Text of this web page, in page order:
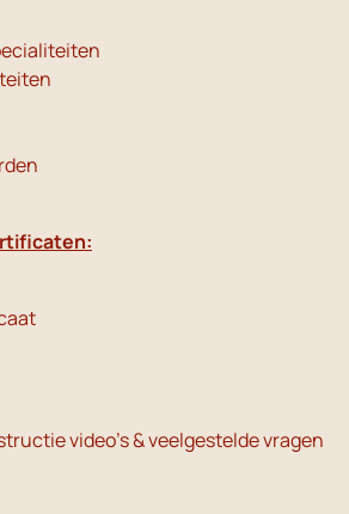
video's & veelgestelde vragen